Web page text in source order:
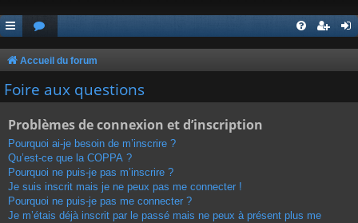
Accueil du forum
Foire aux questions
Problèmes de connexion et d’inscription
Pourquoi ai-je besoin de m’inscrire ?
Qu’est-ce que la COPPA ?
Pourquoi ne puis-je pas m’inscrire ?
Je suis inscrit mais je ne peux pas me connecter !
Pourquoi ne puis-je pas me connecter ?
Je m’étais déjà inscrit par le passé mais ne peux à présent plus me